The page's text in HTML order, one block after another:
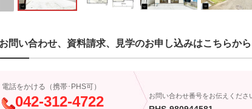
お問い合わせ、資料請求、見学のお申し込みはこちらから
電話をかける（携帯･PHS可）
042-312-4722 お問い合わせ番号をお伝えくださ